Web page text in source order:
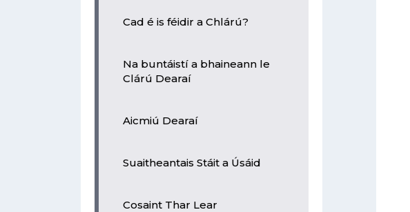
Cad é is féidir a Chlárú?
Na buntáistí a bhaineann le
Clárú Dearaí
Aicmiú Dearaí
Suaitheantais Stáit a Úsáid
Cosaint Thar Lear